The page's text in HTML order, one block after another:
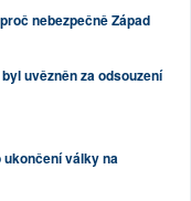
nebezpečně Západ
uvězněn za odsouzení
ukončení války na